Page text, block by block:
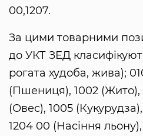
00,1207.
За цими товарними
до УКТ ЗЕД
рогата худоба, жива);
(Пшениця), 1002 (Жито),
(Овес), 1005
1204 00 (Насіння